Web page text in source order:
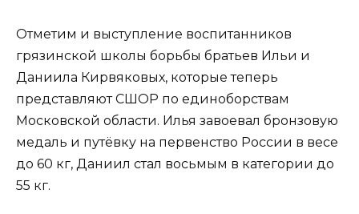
Отметим и выступление воспитанников
грязинской школы борьбы братьев Ильи и
Даниила Кирвяковых, которые теперь
представляют СШОР по единоборствам
Московской области. Илья завоевал бронзовую
медаль и путёвку на первенство России в весе
до 60 кг, Даниил стал восьмым в категории до
55 кг.